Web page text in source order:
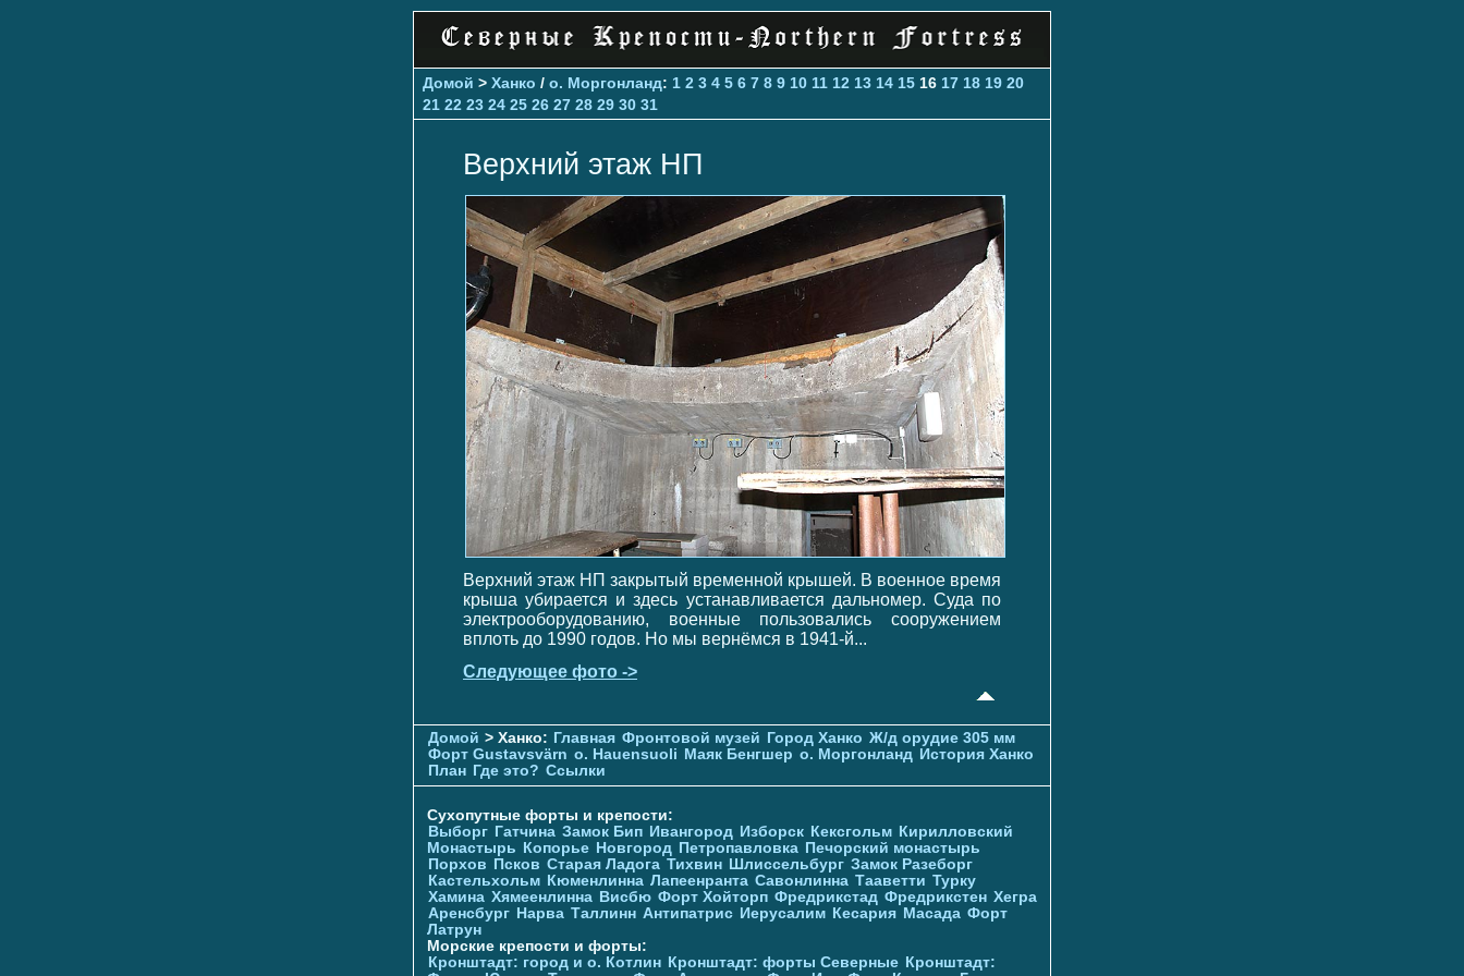
Домой > Ханко / о. Моргонланд: 1 2 3 4 5 6 7 8 9 10 11 12 13 14 15 16 17 18 19 20
21 22 23 24 25 26 27 28 29 30 31
Верхний этаж НП
Верхний этаж НП закрытый временной крышей. В военное время
крыша убирается и здесь устанавливается дальномер. Суда по
электрооборудованию, военные пользовались сооружением
вплоть до 1990 годов. Но мы вернёмся в 1941-й...
Следующее фото ->
Домой > Ханко: Главная Фронтовой музей Город Ханко Ж/д орудие 305 мм
Форт Gustavsvärn о. Hauensuoli Маяк Бенгшер о. Моргонланд История Ханко
План Где это? Ссылки
Сухопутные форты и крепости:
Выборг Гатчина Замок Бип Ивангород Изборск Кексгольм Кирилловский
Монастырь
Копорье Новгород Петропавловка Печорcкий монастырь
Порхов
Псков Старая Ладога Тихвин Шлиссельбург Замок Разеборг
Кастельхольм Кюменлинна Лапеенранта Савонлинна Тааветти Турку
Хамина Хямеенлинна Висбю Форт Хойторп Фредрикстад Фредрикстен Хегра
Аренсбург Нарва Таллинн Антипатрис Иерусалим Кесария Масада Форт
Латрун
Морские крепости и форты:
Кронштадт: город и о. Котлин Кронштадт: форты Северные Кронштадт: